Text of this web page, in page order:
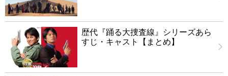
歴代『踊る大捜査線』シリーズあら
すじ・キャスト【まとめ】